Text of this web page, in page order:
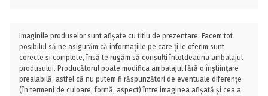
Imaginile produselor sunt afișate cu titlu de prezentare. Facem tot
posibilul să ne asigurăm că informațiile pe care ți le oferim sunt
corecte și complete, însă te rugăm să consulți întotdeauna ambalajul
produsului. Producătorul poate modifica ambalajul fără o înștiințare
prealabilă, astfel că nu putem fi răspunzători de eventuale diferențe
(în termeni de culoare, formă, aspect) între imaginea afișată și cea a